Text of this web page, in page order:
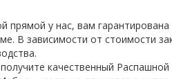
у нас, вам
В зависимости от стоимости
качественный